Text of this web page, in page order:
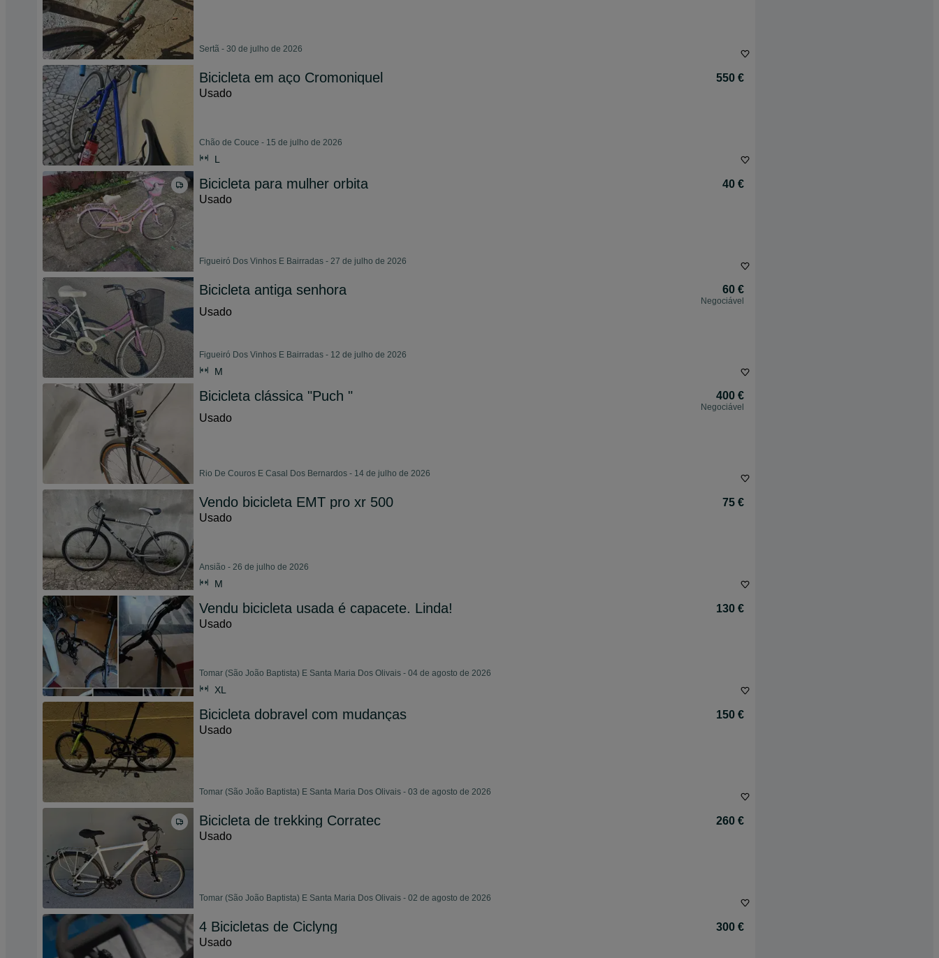
Sertã - 30 de julho de 2026
Bicicleta em aço Cromoniquel
550 €
Usado
Chão de Couce - 15 de julho de 2026
L
Bicicleta para mulher orbita
40 €
Usado
Figueiró Dos Vinhos E Bairradas - 27 de julho de 2026
Bicicleta antiga senhora 60 €
Negociável
Usado
Figueiró Dos Vinhos E Bairradas - 12 de julho de 2026
M
Bicicleta clássica "Puch " 400 €
Negociável
Usado
Rio De Couros E Casal Dos Bernardos - 14 de julho de 2026
Vendo bicicleta EMT pro xr 500
75 €
Usado
Ansião - 26 de julho de 2026
M
Vendu bicicleta usada é capacete. Linda!
130 €
Usado
Tomar (São João Baptista) E Santa Maria Dos Olivais - 04 de agosto de 2026
XL
Bicicleta dobravel com mudanças
150 €
Usado
Tomar (São João Baptista) E Santa Maria Dos Olivais - 03 de agosto de 2026
Bicicleta de trekking Corratec
260 €
Usado
Tomar (São João Baptista) E Santa Maria Dos Olivais - 02 de agosto de 2026
4 Bicicletas de Ciclyng
300 €
Usado